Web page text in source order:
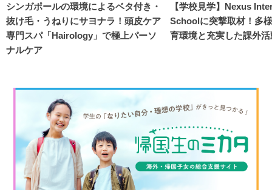
シンガポールの環境によるベタ付き・
抜け毛・うねりにサヨナラ！頭皮ケア
専門スパ「Hairology」で極上パーソ
ナルケア
【学校見学】Nexus
Schoolに突撃取材！多
育環境と充実した課外